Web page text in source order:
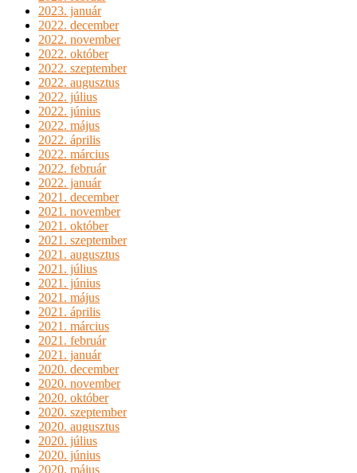
2023. január
2022. december
2022. november
2022. október
2022. szeptember
2022. augusztus
2022. július
2022. június
2022. május
2022. április
2022. március
2022. február
2022. január
2021. december
2021. november
2021. október
2021. szeptember
2021. augusztus
2021. július
2021. június
2021. május
2021. április
2021. március
2021. február
2021. január
2020. december
2020. november
2020. október
2020. szeptember
2020. augusztus
2020. július
2020. június
2020. május